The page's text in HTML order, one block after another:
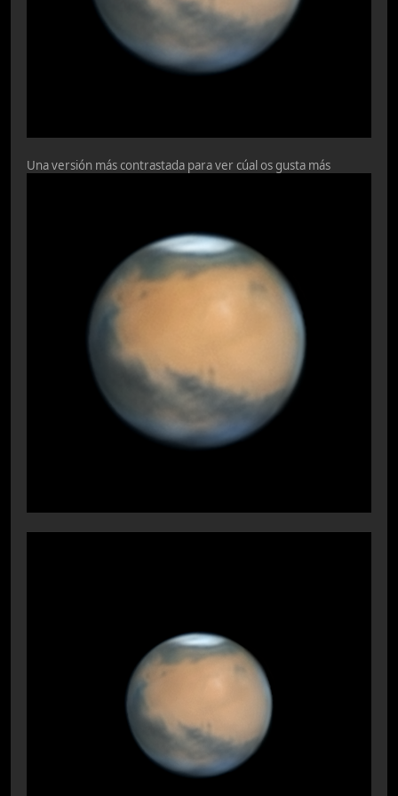
Una versión más contrastada para ver cúal os gusta más